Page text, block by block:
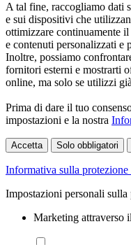
A tal fine, raccogliamo dati
e sui dispositivi che
ottimizzare continuamente
e contenuti personalizzati e
Inoltre, possiamo
fornitori esterni e mostrarti
online, ma solo se utilizzi
Prima di dare il tuo
impostazioni e la nostra
Accetta Solo obbligatori
Informativa sulla protezione
Impostazioni personali sulla
Marketing attraverso